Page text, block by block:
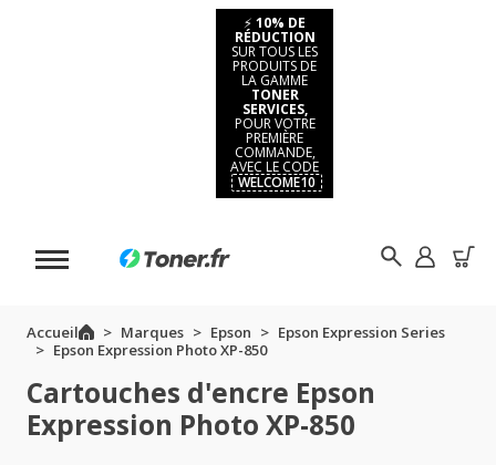
⚡ 10% DE
RÉDUCTION
SUR TOUS LES
PRODUITS DE
LA GAMME
TONER
SERVICES,
POUR VOTRE
PREMIÈRE
COMMANDE,
AVEC LE CODE
WELCOME10
Accueil Marques Epson
Epson Expression Series
Epson Expression Photo XP-850
Cartouches d'encre Epson
Expression Photo XP-850